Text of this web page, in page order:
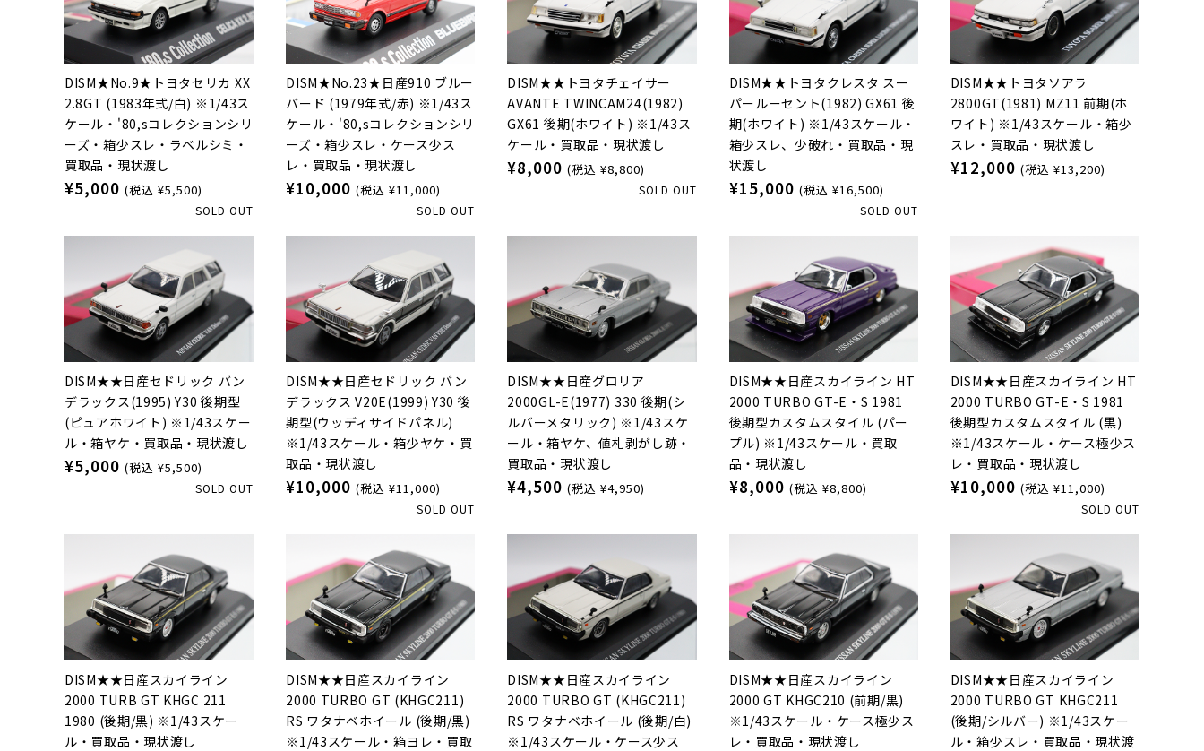
DISM★No.9★トヨタセリカ XX
2.8GT (1983年式/白) ※1/43ス
ケール・'80,sコレクションシリ
ーズ・箱少スレ・ラベルシミ・
買取品・現状渡し
¥5,000 (税込 ¥5,500)
SOLD OUT
DISM★No.23★日産910 ブルー
バード (1979年式/赤) ※1/43ス
ケール・'80,sコレクションシリ
ーズ・箱少スレ・ケース少ス
レ・買取品・現状渡し
¥10,000 (税込 ¥11,000)
SOLD OUT
DISM★★トヨタチェイサー
AVANTE TWINCAM24(1982)
GX61 後期(ホワイト) ※1/43ス
ケール・買取品・現状渡し
¥8,000 (税込 ¥8,800)
SOLD OUT
DISM★★トヨタクレスタ スー
パールーセント(1982) GX61 後
期(ホワイト) ※1/43スケール・
箱少スレ、少破れ・買取品・現
状渡し
¥15,000 (税込 ¥16,500)
SOLD OUT
DISM★★トヨタソアラ
2800GT(1981) MZ11 前期(ホ
ワイト) ※1/43スケール・箱少
スレ・買取品・現状渡し
¥12,000 (税込 ¥13,200)
DISM★★日産セドリック バン
デラックス(1995) Y30 後期型
(ピュアホワイト) ※1/43スケー
ル・箱ヤケ・買取品・現状渡し
¥5,000 (税込 ¥5,500)
SOLD OUT
DISM★★日産セドリック バン
デラックス V20E(1999) Y30 後
期型(ウッディサイドパネル)
※1/43スケール・箱少ヤケ・買
取品・現状渡し
¥10,000 (税込 ¥11,000)
SOLD OUT
DISM★★日産グロリア
2000GL-E(1977) 330 後期(シ
ルバーメタリック) ※1/43スケ
ール・箱ヤケ、値札剥がし跡・
買取品・現状渡し
¥4,500 (税込 ¥4,950)
DISM★★日産スカイライン HT
2000 TURBO GT-E・S 1981
後期型カスタムスタイル (パー
プル) ※1/43スケール・買取
品・現状渡し
¥8,000 (税込 ¥8,800)
DISM★★日産スカイライン HT
2000 TURBO GT-E・S 1981
後期型カスタムスタイル (黒)
※1/43スケール・ケース極少ス
レ・買取品・現状渡し
¥10,000 (税込 ¥11,000)
SOLD OUT
DISM★★日産スカイライン
2000 TURB GT KHGC 211
1980 (後期/黒) ※1/43スケー
ル・買取品・現状渡し
DISM★★日産スカイライン
2000 TURBO GT (KHGC211)
RS ワタナベホイール (後期/黒)
※1/43スケール・箱ヨレ・買取
DISM★★日産スカイライン
2000 TURBO GT (KHGC211)
RS ワタナベホイール (後期/白)
※1/43スケール・ケース少ス
DISM★★日産スカイライン
2000 GT KHGC210 (前期/黒)
※1/43スケール・ケース極少ス
レ・買取品・現状渡し
DISM★★日産スカイライン
2000 TURBO GT KHGC211
(後期/シルバー) ※1/43スケー
ル・箱少スレ・買取品・現状渡